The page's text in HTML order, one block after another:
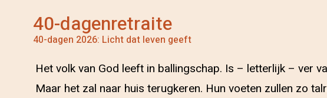
40-dagenretraite
40-dagen 2026: Licht dat leven geeft
Het volk van God leeft in ballingschap. Is – letterlijk – ver
Maar het zal naar huis terugkeren. Hun voeten zullen zo